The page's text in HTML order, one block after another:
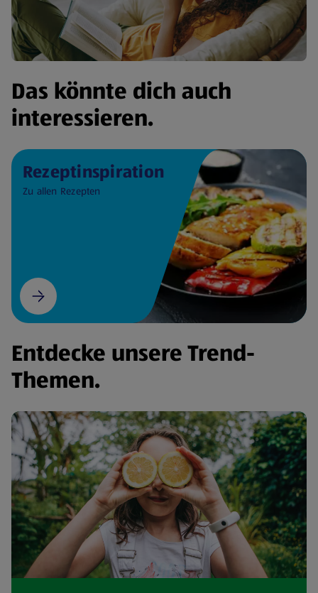
Das könnte dich auch
interessieren.
Rezeptinspiration
Zu allen Rezepten
Entdecke unsere Trend-
Themen.